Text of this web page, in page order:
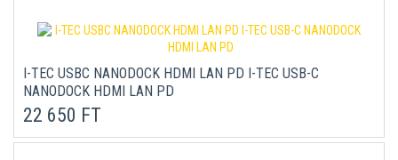
I-TEC USBC NANODOCK HDMI LAN PD I-TEC USB-C
NANODOCK HDMI LAN PD
22 650 FT